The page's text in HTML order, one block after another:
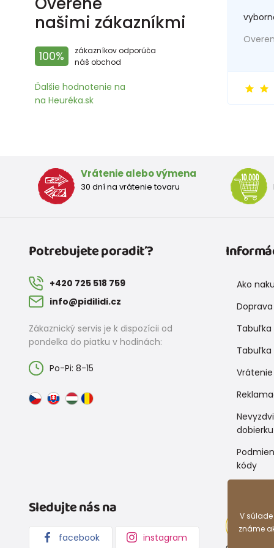
našimi zákazníkmi
100%
zákazníkov odporúča
náš obchod
Ďalšie hodnotenie na
na Heuréka.sk
Vrátenie alebo výmena
30 dní na vrátenie tovaru
Potrebujete poradiť?
+420 725 518 759
info@pidilidi.cz
Zákaznický servis je k dispozícii od
pondelka do piatku v hodinách:
Po-Pi: 8-15
Ako
dobierku
kódy
Sledujte nás na
facebook instagram
V
známe